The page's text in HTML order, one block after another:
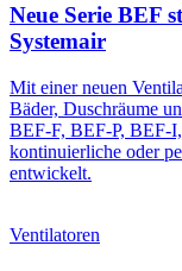
Neue Serie BEF
Systemair
Mit einer neuen
Bäder, Duschräume
BEF-F, BEF-P, BEF-
kontinuierliche oder
entwickelt.
Ventilatoren